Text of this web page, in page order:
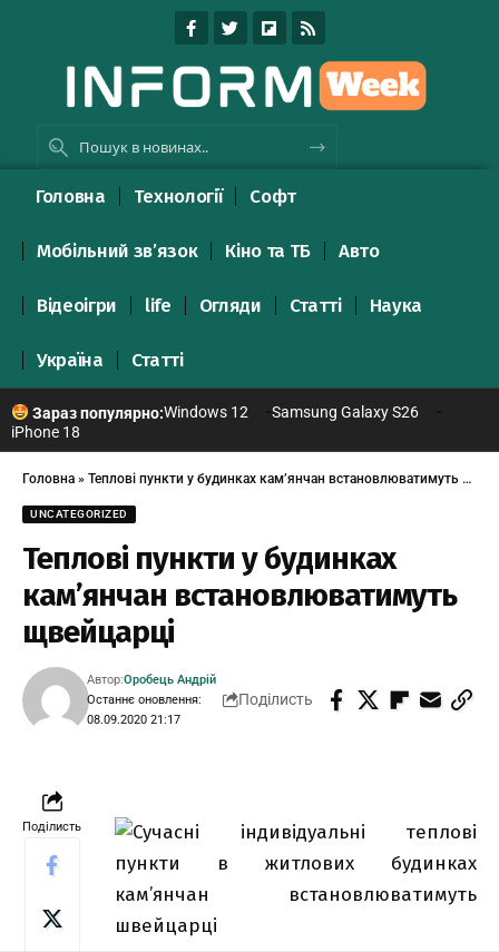
Головна Технології Софт
Мобільний зв’язок Кіно та ТБ Авто
Відеоігри life Огляди Статті Наука
Україна Статті
Зараз популярно:Windows 12
Samsung Galaxy S26
iPhone 18
Головна » Теплові пункти у будинках кам’янчан встановлюватимуть щвейцарці
UNCATEGORIZED
Теплові пункти у будинках
кам’янчан встановлюватимуть
щвейцарці
Останнє оновлення:
08.09.2020 21:17
Автор:Оробець Андрій
Поділисть
Поділисть